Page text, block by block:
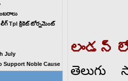
Tpl క్రికెట్ టోర్నమెంట్‌
July
Support Noble Cause
లండన్
తెలుగు